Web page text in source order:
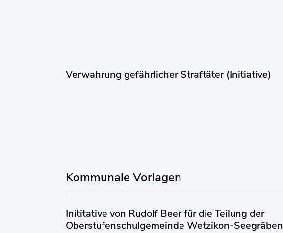
Verwahrung gefährlicher Straftäter (Initiative)
Kommunale Vorlagen
Inititative von Rudolf Beer für die Teilung der
Oberstufenschulgemeinde Wetzikon-Seegräben